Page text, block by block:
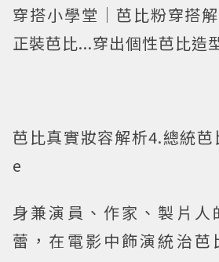
穿搭小學堂│芭比粉穿搭
正裝芭比...穿出個性芭比造
芭比真實妝容解析4.總統
e
身兼演員、作家、製片人
蕾，在電影中飾演統治芭